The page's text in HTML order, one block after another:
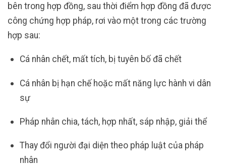
bên trong hợp đồng, sau thời điểm hợp đồng đã được
công chứng hợp pháp, rơi vào một trong các trường
hợp sau:
Cá nhân chết, mất tích, bị tuyên bố đã chết
Cá nhân bị hạn chế hoặc mất năng lực hành vi dân
sự
Pháp nhân chia, tách, hợp nhất, sáp nhập, giải thể
Thay đổi người đại diện theo pháp luật của pháp
nhân